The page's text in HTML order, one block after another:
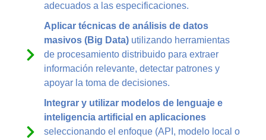
adecuados a las especificaciones.
Aplicar técnicas de análisis de datos
masivos (Big Data)utilizando herramientas
de procesamiento distribuido para extraer
información relevante, detectar patrones y
apoyar la toma de decisiones.
Integrar y utilizar modelos de lenguaje e
inteligencia artificial en aplicaciones
seleccionando el enfoque (API, modelo local o